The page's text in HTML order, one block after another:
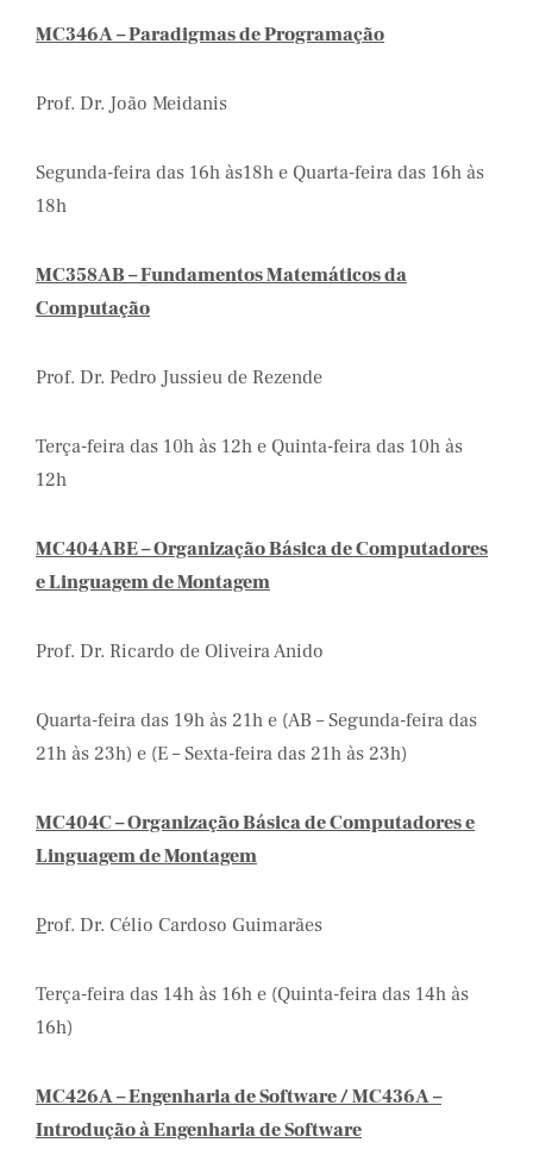
MC346A – Paradigmas de Programação
Prof. Dr. João Meidanis
Segunda-feira das 16h às18h e Quarta-feira das 16h às
18h
MC358AB – Fundamentos Matemáticos da
Computação
Prof. Dr. Pedro Jussieu de Rezende
Terça-feira das 10h às 12h e Quinta-feira das 10h às
12h
MC404ABE – Organização Básica de Computadores
e Linguagem de Montagem
Prof. Dr. Ricardo de Oliveira Anido
Quarta-feira das 19h às 21h e (AB – Segunda-feira das
21h às 23h) e (E – Sexta-feira das 21h às 23h)
MC404C – Organização Básica de Computadores e
Linguagem de Montagem
Prof. Dr. Célio Cardoso Guimarães
Terça-feira das 14h às 16h e (Quinta-feira das 14h às
16h)
MC426A – Engenharia de Software / MC436A –
Introdução à Engenharia de Software